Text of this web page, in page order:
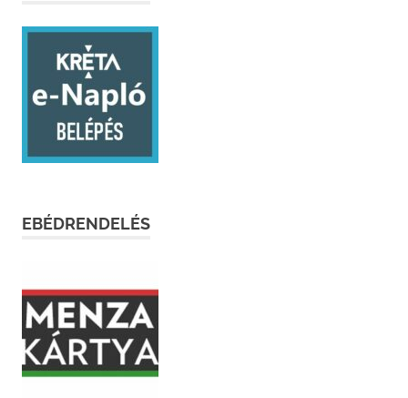
EBÉDRENDELÉS